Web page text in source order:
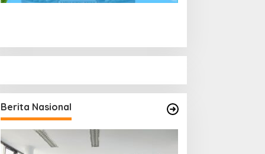
Berita Nasional